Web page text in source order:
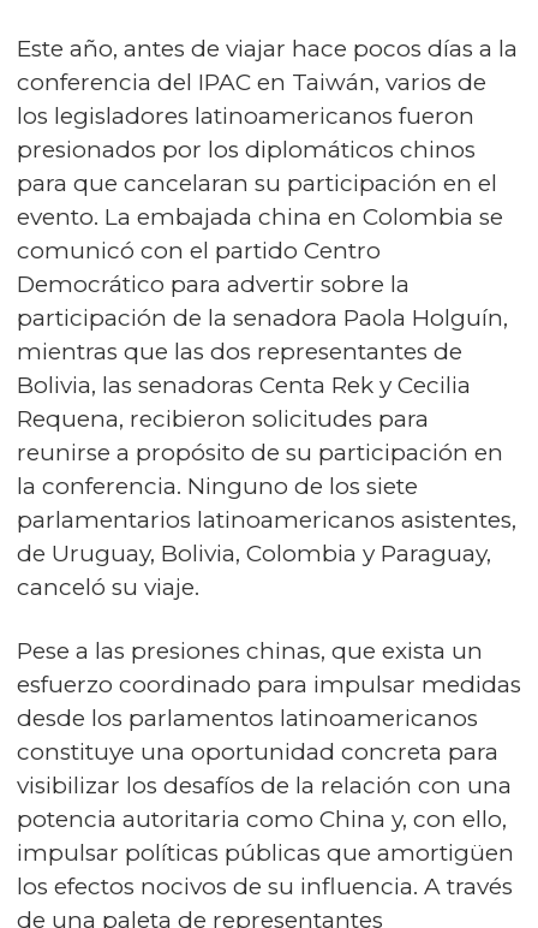
Este año, antes de viajar hace pocos días a la
conferencia del IPAC en Taiwán, varios de
los legisladores latinoamericanos fueron
presionados por los diplomáticos chinos
para que cancelaran su participación en el
evento. La embajada china en Colombia se
comunicó con el partido Centro
Democrático para advertir sobre la
participación de la senadora Paola Holguín,
mientras que las dos representantes de
Bolivia, las senadoras Centa Rek y Cecilia
Requena, recibieron solicitudes para
reunirse a propósito de su participación en
la conferencia. Ninguno de los siete
parlamentarios latinoamericanos asistentes,
de Uruguay, Bolivia, Colombia y Paraguay,
canceló su viaje.
Pese a las presiones chinas, que exista un
esfuerzo coordinado para impulsar medidas
desde los parlamentos latinoamericanos
constituye una oportunidad concreta para
visibilizar los desafíos de la relación con una
potencia autoritaria como China y, con ello,
impulsar políticas públicas que amortigüen
los efectos nocivos de su influencia. A través
de una paleta de representantes